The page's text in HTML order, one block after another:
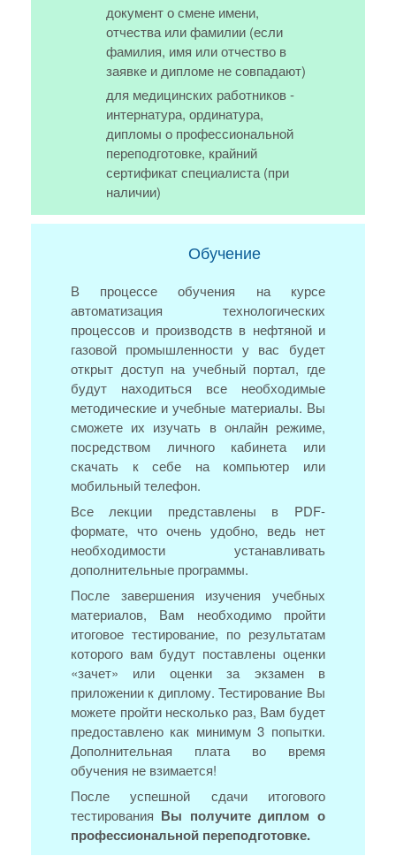
документ о смене имени,
отчества или фамилии (если
фамилия, имя или отчество в
заявке и дипломе не совпадают)
для медицинских работников -
интернатура, ординатура,
дипломы о профессиональной
переподготовке, крайний
сертификат специалиста (при
наличии)
Обучение
В процессе обучения на курсе
автоматизация технологических
процессов и производств в нефтяной и
газовой промышленности у вас будет
открыт доступ на учебный портал, где
будут находиться все необходимые
методические и учебные материалы. Вы
сможете их изучать в онлайн режиме,
посредством личного кабинета или
скачать к себе на компьютер или
мобильный телефон.
Все лекции представлены в PDF-
формате, что очень удобно, ведь нет
необходимости устанавливать
дополнительные программы.
После завершения изучения учебных
материалов, Вам необходимо пройти
итоговое тестирование, по результатам
которого вам будут поставлены оценки
«зачет» или оценки за экзамен в
приложении к диплому. Тестирование Вы
можете пройти несколько раз, Вам будет
предоставлено как минимум 3 попытки.
Дополнительная плата во время
обучения не взимается!
После успешной сдачи итогового
тестирования Вы получите диплом о
профессиональной переподготовке.